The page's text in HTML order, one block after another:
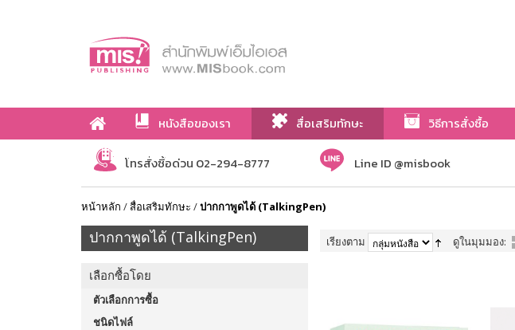
หนังสือของเรา สื่อเสริมทักษะ วิธีการสั่งซื้อ
เกี่ยวกับเรา
โทรสั่งซื้อด่วน 02-294-8777 Line ID @misbook
หน้าหลัก /สื่อเสริมทักษะ /ปากกาพูดได้ (TalkingPen)
ปากกาพูดได้ (TalkingPen)
เลือกซื้อโดย
ตัวเลือกการซื้อ
ชนิดไฟล์
เรียงตาม ดูในมุมมอง: